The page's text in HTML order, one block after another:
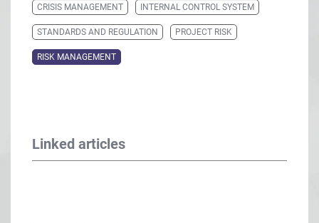
CRISIS MANAGEMENT INTERNAL CONTROL SYSTEM
STANDARDS AND REGULATION PROJECT RISK
RISK MANAGEMENT
Linked articles